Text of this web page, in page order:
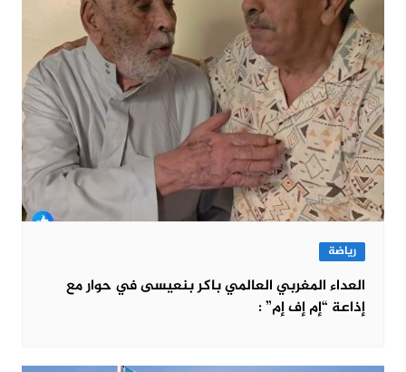
رياضة
العداء المغربي العالمي باكر بنعيسى في حوار مع
إذاعة “إم إف إم” :